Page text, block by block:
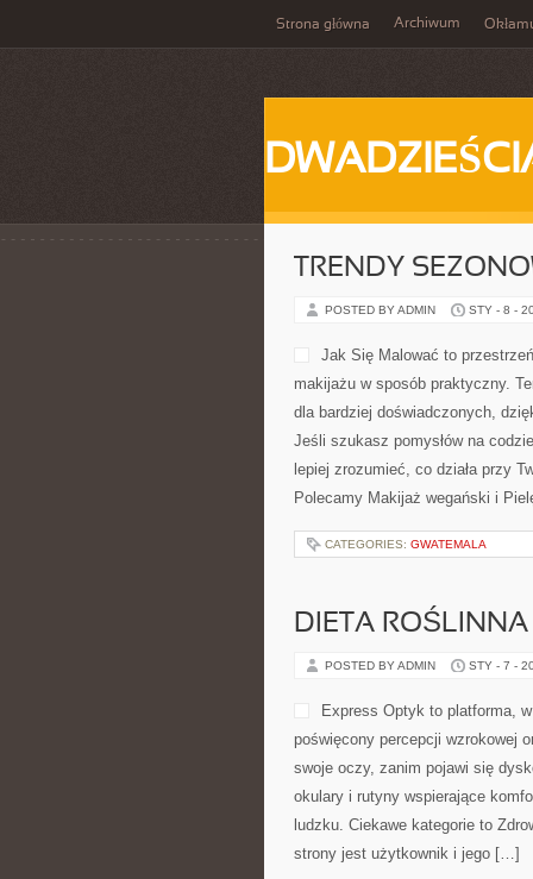
Strona główna Archiwum
TRENDY
POSTED BY ADMIN STY - 8 -
codzienny look, makijaż na
przy Twojej urodzie, znajdziesz
CATEGORIES:GWATEMALA
DIETA
POSTED BY ADMIN STY - 7 -